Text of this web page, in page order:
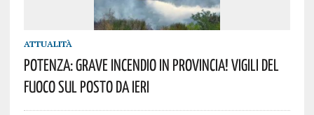
ATTUALITÀ
Potenza: Grave Incendio In Provincia! Vigili Del
Fuoco Sul Posto Da Ieri